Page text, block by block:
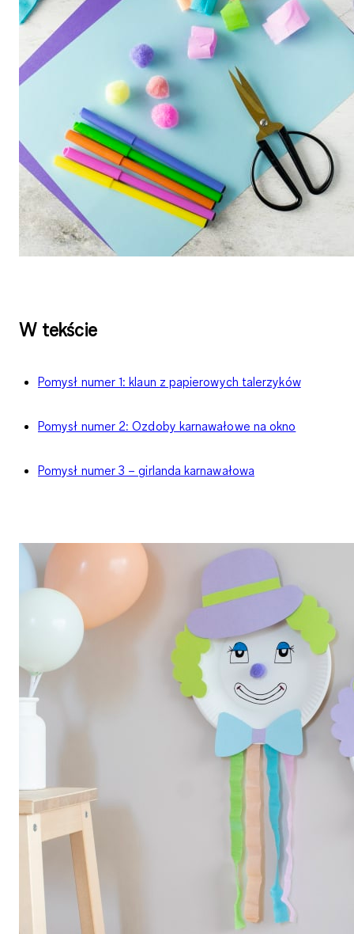
W tekście
Pomysł numer 1: klaun z papierowych talerzyków
Pomysł numer 2: Ozdoby karnawałowe na okno
Pomysł numer 3 – girlanda karnawałowa